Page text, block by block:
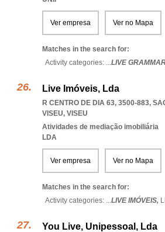
Ver empresa Ver no Mapa
Matches in the search for:
Activity categories: ...LIVE
Live Imóveis, Lda
R CENTRO DE DIA 63, 3500-883,
VISEU, VISEU
Atividades de mediação imobiliária
LDA
Ver empresa Ver no Mapa
Matches in the search for:
Activity categories: ...LIVE IMÓVEIS,
You Live, Unipessoal, Lda